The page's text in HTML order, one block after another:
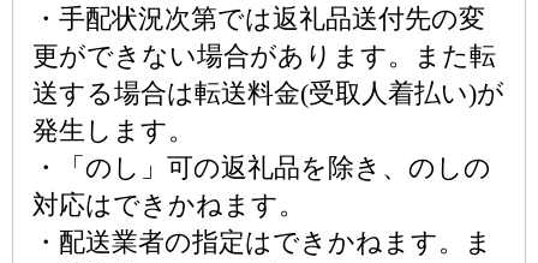
・手配状況次第では返礼品送付先の変
更ができない場合があります。また転
送する場合は転送料金(受取人着払い)が
発生します。
・「のし」可の返礼品を除き、のしの
対応はできかねます。
・配送業者の指定はできかねます。ま